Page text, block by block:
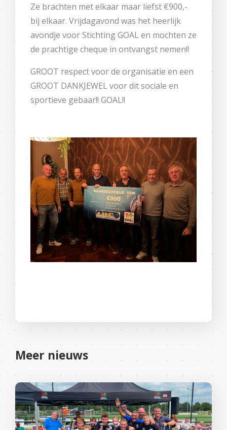
Ze brachten met elkaar maar liefst €900,-
bij elkaar. Vrijdagavond was het heerlijk
avondje voor Stichting GOAL en mochten ze
de prachtige cheque in ontvangst nemen!!
GROOT respect voor de organisatie en een
GROOT DANKJEWEL voor dit sociale en
sportieve gebaar!! GOAL!!
Meer nieuws